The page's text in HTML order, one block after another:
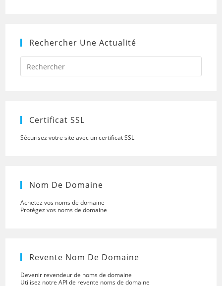
Rechercher Une Actualité
Press
to
Certificat SSL
Sécurisez votre site avec un certificat SSL
Nom De Domaine
Achetez vos noms de domaine
Protégez vos noms de domaine
Revente Nom De Domaine
Devenir revendeur de noms de domaine
Utilisez notre API de revente noms de domaine